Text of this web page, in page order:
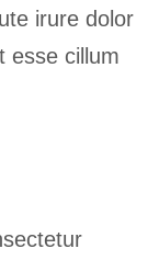
irure dolor
esse cillum